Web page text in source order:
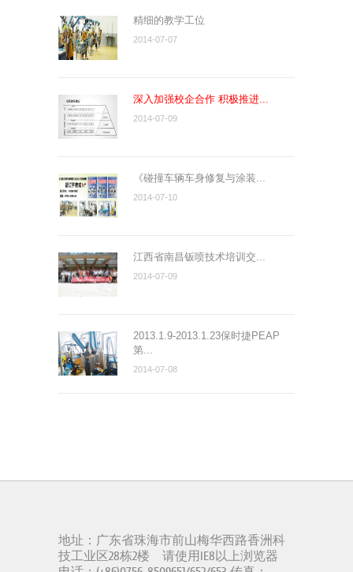
精细的教学工位
2014-07-07
深入加强校企合作 积极推进...
2014-07-09
《碰撞车辆车身修复与涂装...
2014-07-10
江西省南昌钣喷技术培训交...
2014-07-09
2013.1.9-2013.1.23保时捷PEAP
第...
2014-07-08
地址：广东省珠海市前山梅华西路香洲科
技工业区28栋2楼 请使用IE8以上浏览器